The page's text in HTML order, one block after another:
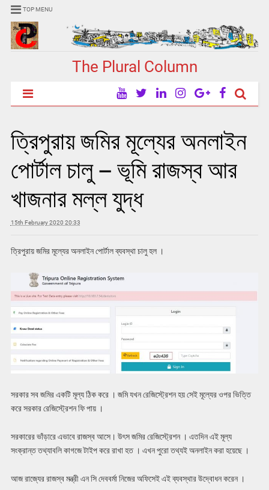
TOP MENU
The Plural Column
ত্রিপুরায় জমির মূল্যের অনলাইন
পোর্টাল চালু – ভূমি রাজস্ব আর
খাজনার মল্ল যুদ্ধ
15th February 2020 20:33
ত্রিপুরায় জমির মূল্যের অনলাইন পোর্টাল ব্যবস্থা চালু হল ।
সরকার সব জমির একটি মূল্য ঠিক করে । জমি যখন রেজিস্ট্রেশন হয় সেই মূল্যের ওপর ভিত্তি
করে সরকার রেজিস্ট্রেশন ফি পায় ।
সরকারের ভাঁড়ারে এভাবে রাজস্ব আসে। উৎস জমির রেজিস্ট্রেশন । এতদিন এই মূল্য
সংক্রান্ত তথ্যাবলি কাগজে টাইপ করে রাখা হত । এখন পুরো তথ্যই অনলাইন করা হয়েছে ।
আজ রাজ্যের রাজস্ব মন্ত্রী এন সি দেববর্মা নিজের অফিসেই এই ব্যবস্থার উদ্বোধন করেন ।